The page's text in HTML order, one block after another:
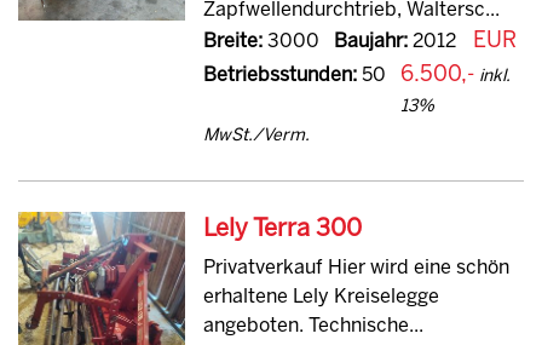
Zapfwellendurchtrieb, Waltersc...
Breite:3000 Baujahr:2012
Betriebsstunden:50
EUR
6.500,- inkl.
13%
MwSt./Verm.
Lely Terra 300
Privatverkauf Hier wird eine schön
erhaltene Lely Kreiselegge
angeboten. Technische...